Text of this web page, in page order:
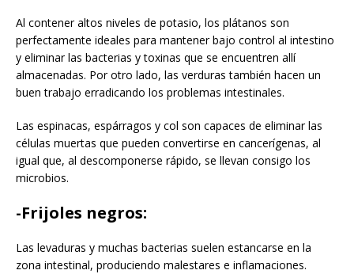
Al contener altos niveles de potasio, los plátanos son
perfectamente ideales para mantener bajo control al intestino
y eliminar las bacterias y toxinas que se encuentren allí
almacenadas. Por otro lado, las verduras también hacen un
buen trabajo erradicando los problemas intestinales.
Las espinacas, espárragos y col son capaces de eliminar las
células muertas que pueden convertirse en cancerígenas, al
igual que, al descomponerse rápido, se llevan consigo los
microbios.
-Frijoles negros:
Las levaduras y muchas bacterias suelen estancarse en la
zona intestinal, produciendo malestares e inflamaciones.